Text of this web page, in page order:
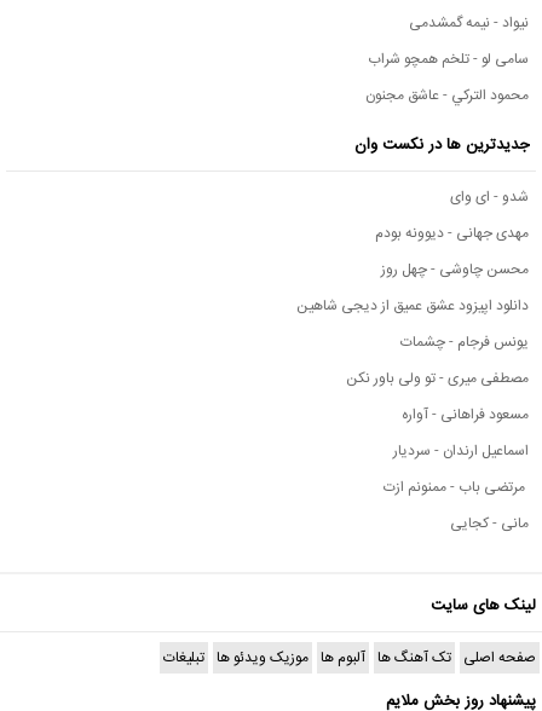
نیواد - نیمه گمشدمی
سامی لو - تلخم همچو شراب
محمود التركي - عاشق مجنون
جدیدترین ها در نکست وان
شدو - ای وای
مهدی جهانی - دیوونه بودم
محسن چاوشی - چهل روز
دانلود اپیزود عشق عمیق از دیجی شاهین
یونس فرجام - چشمات
مصطفی میری - تو ولی باور نکن
مسعود فراهانی - آواره
اسماعیل ارندان - سردیار
مرتضی باب - ممنونم ازت
مانی - کجایی
لینک های سایت
صفحه اصلی تک آهنگ ها آلبوم ها موزیک ویدئو ها تبلیغات
پیشنهاد روز بخش ملایم